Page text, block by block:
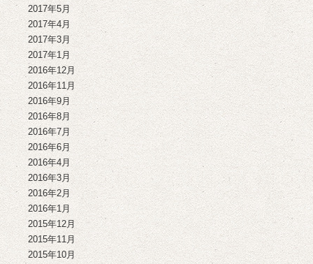
2017年5月
2017年4月
2017年3月
2017年1月
2016年12月
2016年11月
2016年9月
2016年8月
2016年7月
2016年6月
2016年4月
2016年3月
2016年2月
2016年1月
2015年12月
2015年11月
2015年10月